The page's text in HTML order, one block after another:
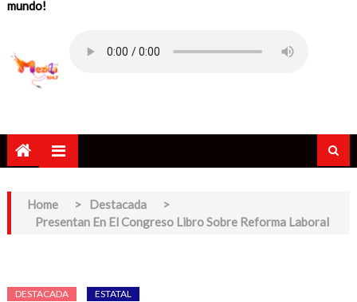
mundo!
Home > Destacada
>
Presentan En El Congreso Libro Sobre Reforma Laboral
DESTACADA ESTATAL